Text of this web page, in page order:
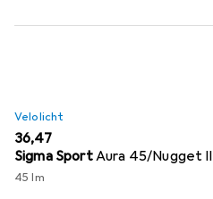
Velolicht
EUR
36,47
Sigma SportAura 45/Nugget II
45 lm